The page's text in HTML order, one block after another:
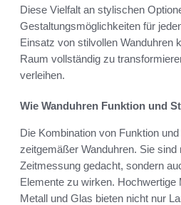
Diese Vielfalt an stylischen
Gestaltungsmöglichkeiten für
Einsatz von stilvollen Wanduhren
Raum vollständig zu
verleihen.
Wie Wanduhren Funktion und
Die Kombination von Funktion
zeitgemäßer Wanduhren. Sie sind
Zeitmessung gedacht, sondern
Elemente zu wirken. Hochwertige
Metall und Glas bieten nicht nur